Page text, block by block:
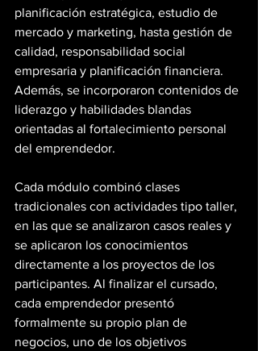
planificación estratégica, estudio de
mercado y marketing, hasta gestión de
calidad, responsabilidad social
empresaria y planificación financiera.
Además, se incorporaron contenidos de
liderazgo y habilidades blandas
orientadas al fortalecimiento personal
del emprendedor.
Cada módulo combinó clases
tradicionales con actividades tipo taller,
en las que se analizaron casos reales y
se aplicaron los conocimientos
directamente a los proyectos de los
participantes. Al finalizar el cursado,
cada emprendedor presentó
formalmente su propio plan de
negocios, uno de los objetivos